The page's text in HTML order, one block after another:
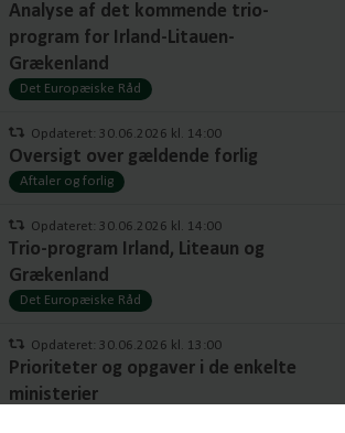
Analyse af det kommende trio-
program for Irland-Litauen-
Grækenland
Det Europæiske Råd
Opdateret: 30.06.2026 kl. 14:00
Oversigt over gældende forlig
Aftaler og forlig
Opdateret: 30.06.2026 kl. 14:00
Trio-program Irland, Liteaun og
Grækenland
Det Europæiske Råd
Opdateret: 30.06.2026 kl. 13:00
Prioriteter og opgaver i de enkelte
ministerier